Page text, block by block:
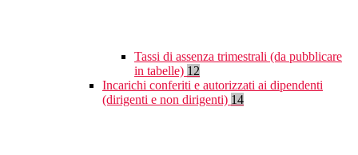
Tassi di assenza trimestrali (da pubblicare
in tabelle) 12
Incarichi conferiti e autorizzati ai dipendenti
(dirigenti e non dirigenti) 14